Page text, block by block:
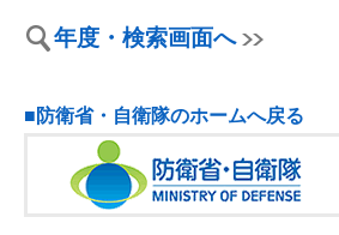
年度・検索画面へ
■防衛省・自衛隊のホームへ戻る